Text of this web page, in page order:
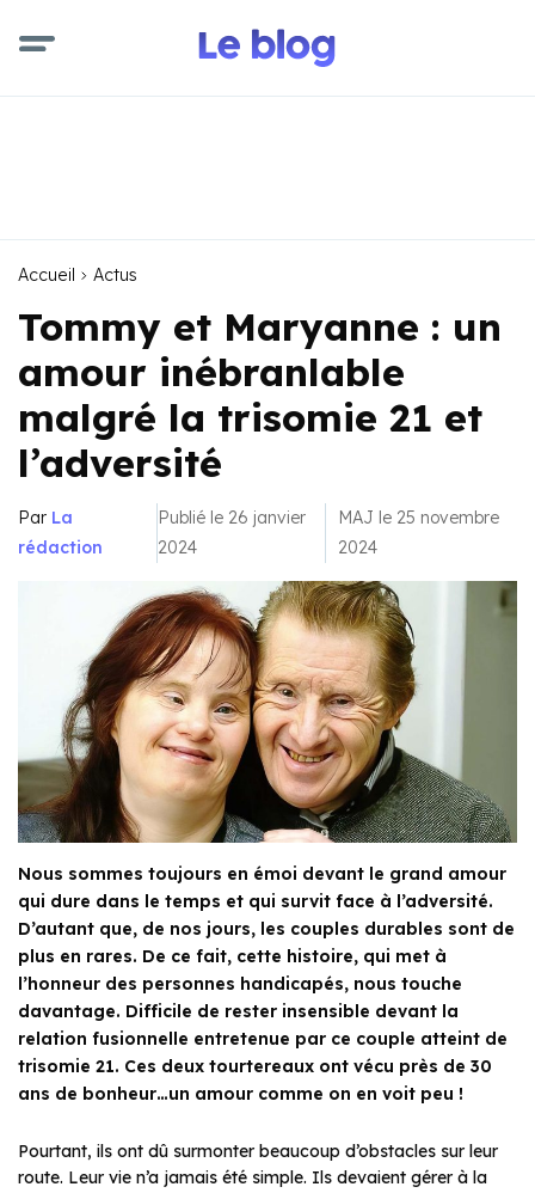
Accueil Actus
Tommy et Maryanne : un
amour inébranlable
malgré la trisomie 21 et
l’adversité
Par La
rédaction
Publié le 26 janvier
2024
MAJ le 25 novembre
2024
Nous sommes toujours en émoi devant le grand amour
qui dure dans le temps et qui survit face à l’adversité.
D’autant que, de nos jours, les couples durables sont de
plus en rares. De ce fait, cette histoire, qui met à
l’honneur des personnes handicapés, nous touche
davantage. Difficile de rester insensible devant la
relation fusionnelle entretenue par ce couple atteint de
trisomie 21. Ces deux tourtereaux ont vécu près de 30
ans de bonheur…un amour comme on en voit peu !
Pourtant, ils ont dû surmonter beaucoup d’obstacles sur leur
route. Leur vie n’a jamais été simple. Ils devaient gérer à la